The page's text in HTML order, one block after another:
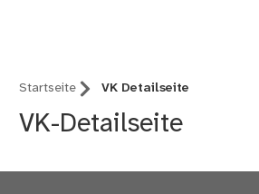
Startseite VK Detailseite
VK-Detailseite